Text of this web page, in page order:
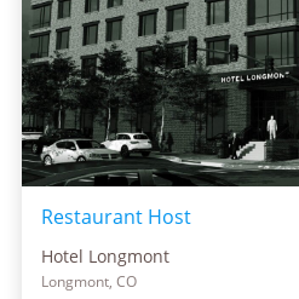
Restaurant Host
Hotel Longmont
Longmont, CO